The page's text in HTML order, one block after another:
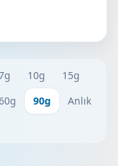
10g
15g
90g
Anlık